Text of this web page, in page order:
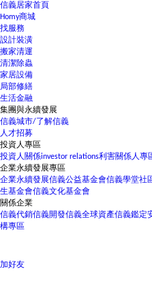
信義居家首頁
Homy商城
找服務
設計裝潢
搬家清運
清潔除蟲
家居設備
局部修繕
生活金融
集團與永續發展
信義城市/了解信義
人才招募
投資人專區
投資人關係investor relations利害關係人專
企業永續發展專區
企業永續發展信義公益基金會信義學堂社
生基金會信義文化基金會
關係企業
信義代銷信義開發信義全球資產信義鑑定
構專區
加好友